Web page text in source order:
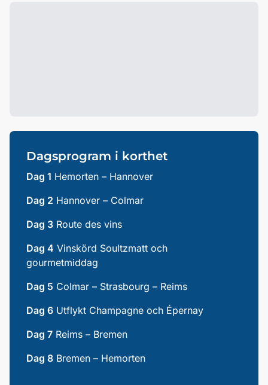
Dagsprogram i korthet
Dag 1 Hemorten – Hannover
Dag 2 Hannover – Colmar
Dag 3 Route des vins
Dag 4 Vinskörd Soultzmatt och
gourmetmiddag
Dag 5 Colmar – Strasbourg – Reims
Dag 6 Utflykt Champagne och Épernay
Dag 7 Reims – Bremen
Dag 8 Bremen – Hemorten